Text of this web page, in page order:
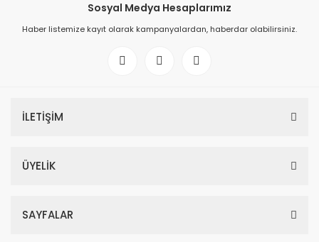
Sosyal Medya Hesaplarımız
Haber listemize kayıt olarak kampanyalardan, haberdar olabilirsiniz.
İLETİŞİM
ÜYELİK
SAYFALAR